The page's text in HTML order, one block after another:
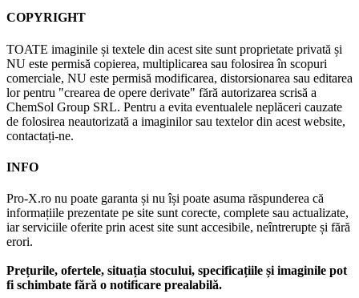
COPYRIGHT
TOATE imaginile și textele din acest site sunt proprietate privată și
NU este permisă copierea, multiplicarea sau folosirea în scopuri
comerciale, NU este permisă modificarea, distorsionarea sau editarea
lor pentru "crearea de opere derivate" fără autorizarea scrisă a
ChemSol Group SRL. Pentru a evita eventualele neplăceri cauzate
de folosirea neautorizată a imaginilor sau textelor din acest website,
contactați-ne.
INFO
Pro-X.ro nu poate garanta și nu își poate asuma răspunderea că
informațiile prezentate pe site sunt corecte, complete sau actualizate,
iar serviciile oferite prin acest site sunt accesibile, neîntrerupte și fără
erori.
Prețurile, ofertele, situația stocului, specificațiile și imaginile pot
fi schimbate fără o notificare prealabilă.